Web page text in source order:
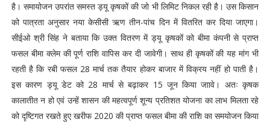
है। समायोजन उपरांत समस्त ड्यू कृषकों की जो भी लिमिट निकल रही है। उस किसान
को पात्रता अनुसार नया केसीसी ऋण तीन-पांच दिन में वितरित कर दिया जाएगा।
सीईओ श्री सिंह ने बताया कि उक्त वितरण में ड्यू कृषकों को बीमा कंपनी से प्राप्त
फसल बीमा क्लेम की पूर्ण राशि वापिस कर दी जावेगी। साथ ही कृषकों की यह मांग भी
रहती है कि रबी फसल 28 मार्च तक तैयार होकर बाजार में विक्रय नहीं हो पाती है।
इस कारण ड्यू डेट को 28 मार्च से बढ़ाकर 15 जून किया जाावे। अतः कृषक
कालातीत न हो एवं उन्हें शासन की महत्वपूर्ण शून्य प्रतिशत योजना का लाभ मिलता रहे
को दृष्टिगत रखते हुए खरीफ 2020 की प्राप्त फसल बीमा की राशि का समयोजन किया